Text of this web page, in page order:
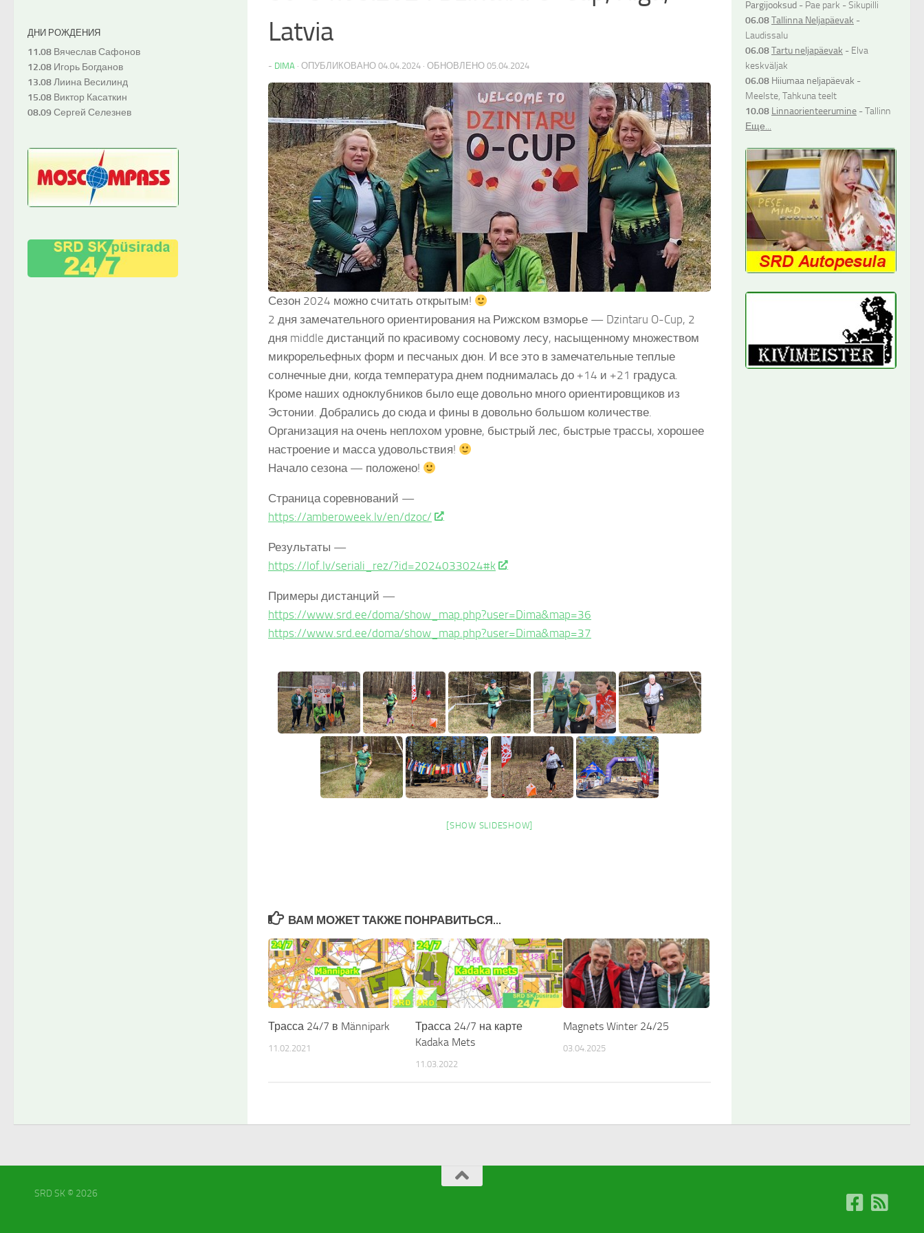
Latvia
- DIMA · ОПУБЛИКОВАНО 04.04.2024 · ОБНОВЛЕНО 05.04.2024
Сезон 2024 можно считать открытым!
2 дня замечательного ориентирования на Рижском взморье — Dzintaru O-Cup, 2
дня middle дистанций по красивому сосновому лесу, насыщенному множеством
микрорельефных форм и песчаных дюн. И все это в замечательные теплые
солнечные дни, когда температура днем поднималась до +14 и +21 градуса.
Кроме наших одноклубников было еще довольно много ориентировщиков из
Эстонии. Добрались до сюда и фины в довольно большом количестве.
Организация на очень неплохом уровне, быстрый лес, быстрые трассы, хорошее
настроение и масса удовольствия!
Начало сезона — положено!
Страница соревнований —
https://amberoweek.lv/en/dzoc/
Результаты —
https://lof.lv/seriali_rez/?id=2024033024#k
Примеры дистанций —
https://www.srd.ee/doma/show_map.php?user=Dima&map=36
https://www.srd.ee/doma/show_map.php?user=Dima&map=37
[SHOW SLIDESHOW]
ВАМ МОЖЕТ ТАКЖЕ ПОНРАВИТЬСЯ...
Трасса 24/7 в Männipark
11.02.2021
Трасса 24/7 на карте
Kadaka Mets
11.03.2022
Magnets Winter 24/25
03.04.2025
ДНИ РОЖДЕНИЯ
11.08 Вячеслав Сафонов
12.08 Игорь Богданов
13.08Лиина Весилинд
15.08 Виктор Касаткин
08.09Сергей Селезнев
Pargijooksud - Pae park - Sikupilli
06.08Tallinna Neljapäevak -
Laudissalu
06.08Tartu neljapäevak - Elva
keskväljak
06.08 Hiiumaa neljapäevak -
Meelste, Tahkuna teelt
10.08 Linnaorienteerumine - Tallinn
Еще...
SRD SK © 2026